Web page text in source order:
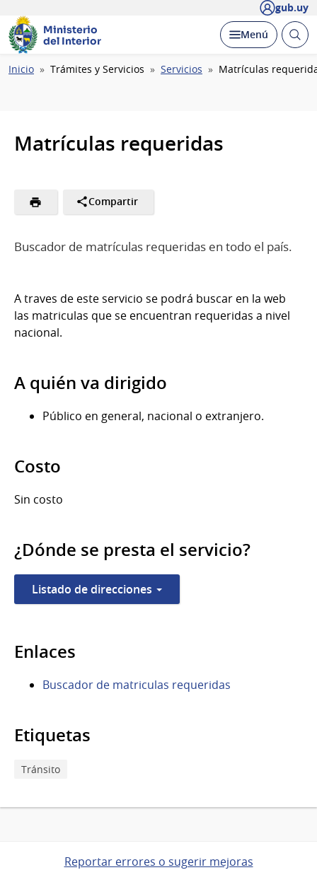
gub.uy
Ministerio
del Interior
Desplegar
Menú Abrir
Ruta
Inicio Trámites y Servicios Servicios Matrículas
Matrículas requeridas
Compartir
Buscador de matrículas requeridas en todo el país.
A traves de este servicio se podrá buscar en la web
las matriculas que se encuentran requeridas a nivel
nacional.
A quién va dirigido
Público en general, nacional o extranjero.
Costo
Sin costo
¿Dónde se presta el servicio?
Listado de direcciones
Enlaces
Buscador de matriculas requeridas
Etiquetas
Tránsito
Reportar errores o sugerir mejoras